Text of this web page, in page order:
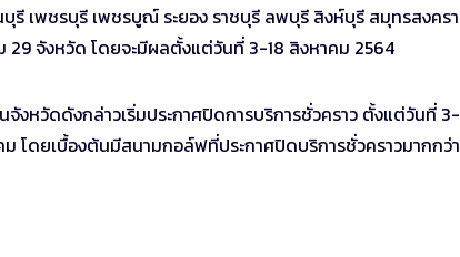
เพชรบุรี เพชรบูณ์ ระยอง ราชบุรี ลพบุรี สิงห์บุรี สมุทรสงคร
29 จังหวัด โดยจะมีผลตั้งแต่วันที่ 3-18 สิงหาคม 2564
หวัดดังกล่าวเริ่มประกาศปิดการบริการชั่วคราว ตั้งแต่วันที่
โดยเบื้องต้นมีสนามกอล์ฟที่ประกาศปิดบริการชั่วคราวมากกว่